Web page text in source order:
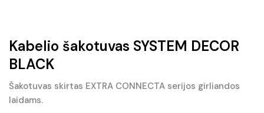
Kabelio šakotuvas SYSTEM DECOR
BLACK
Šakotuvas skirtas EXTRA CONNECTA serijos girliandos
laidams.